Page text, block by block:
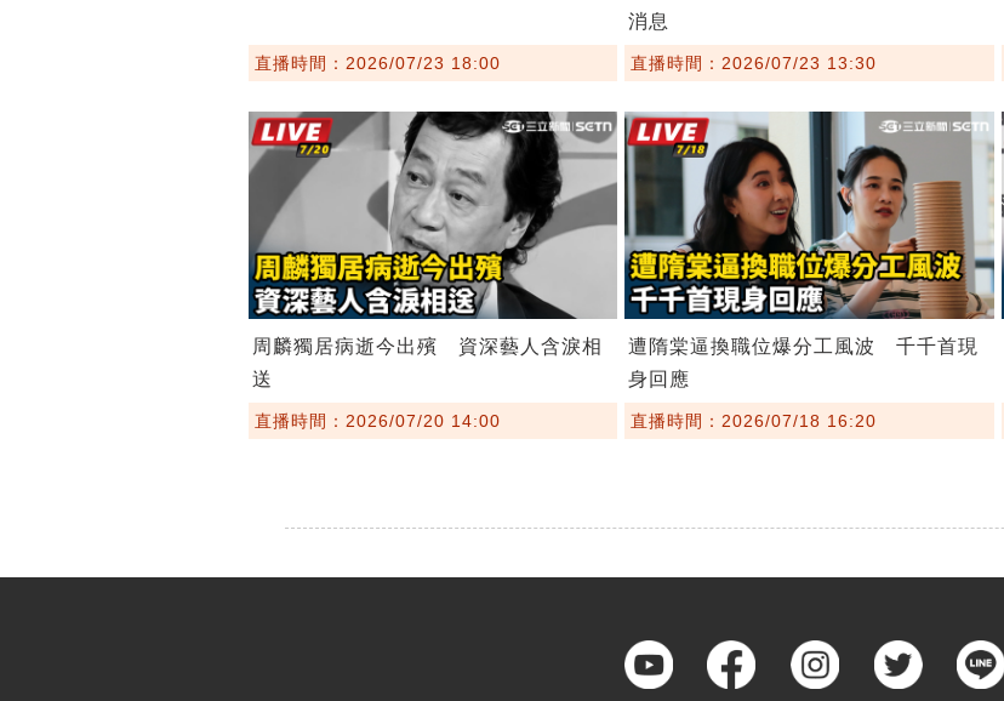
直播時間：2026/07/23 18:00
消息
直播時間：2026/07/23 13:30
周麟獨居病逝今出殯 資深藝人含淚相
送
直播時間：2026/07/20 14:00
遭隋棠逼換職位爆分工風波 千千首現
身回應
直播時間：2026/07/18 16:20